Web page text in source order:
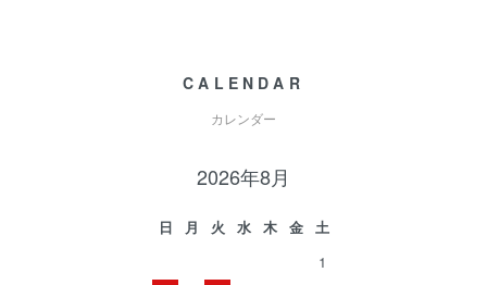
CALENDAR
カレンダー
2026年8月
日 月 火 水 木 金
土
1